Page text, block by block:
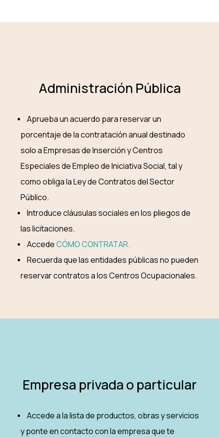
Administración Pública
Aprueba un acuerdo para reservar un
porcentaje de la contratación anual destinado
solo a Empresas de Inserción y Centros
Especiales de Empleo de Iniciativa Social, tal y
como obliga la Ley de Contratos del Sector
Público.
Introduce cláusulas sociales en los pliegos de
las licitaciones.
AccedeCÓMO CONTRATAR.
Recuerda que las entidades públicas no pueden
reservar contratos a los Centros Ocupacionales.
Empresa privada o particular
Accede a la lista de productos, obras y servicios
y ponte en contacto con la empresa que te